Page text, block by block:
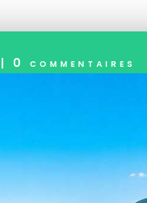
| 0 commentaires